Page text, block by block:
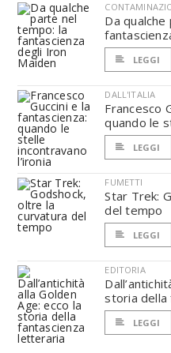
Da
LEGGI
DALL'ITALIA
Francesco
quando le
LEGGI
FUMETTI
Star Trek:
del tempo
LEGGI
EDITORIA
storia della
LEGGI